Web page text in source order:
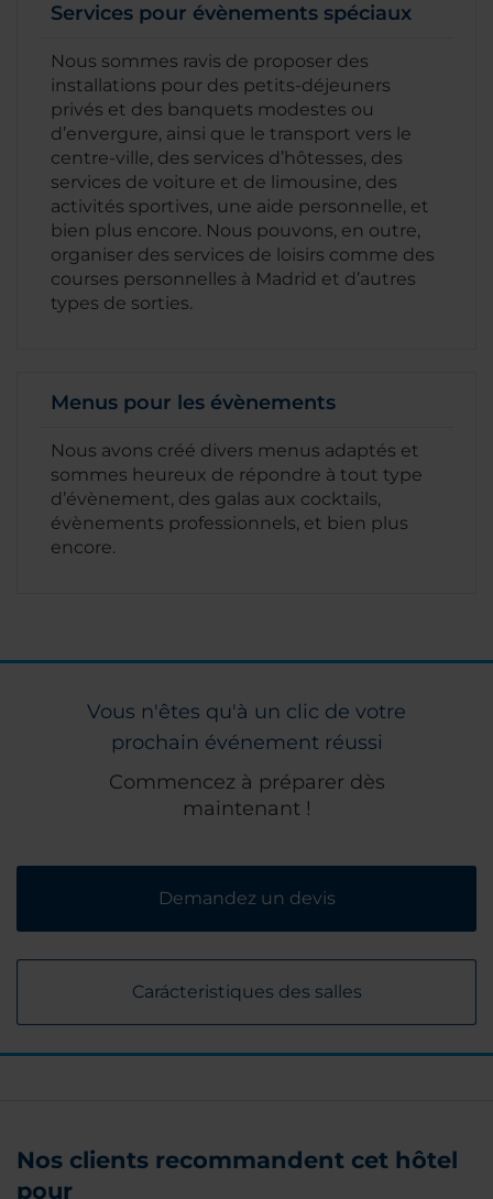
Services pour évènements spéciaux
Nous sommes ravis de proposer des
installations pour des petits-déjeuners
privés et des banquets modestes ou
d’envergure, ainsi que le transport vers le
centre-ville, des services d’hôtesses, des
services de voiture et de limousine, des
activités sportives, une aide personnelle, et
bien plus encore. Nous pouvons, en outre,
organiser des services de loisirs comme des
courses personnelles à Madrid et d’autres
types de sorties.
Menus pour les évènements
Nous avons créé divers menus adaptés et
sommes heureux de répondre à tout type
d’évènement, des galas aux cocktails,
évènements professionnels, et bien plus
encore.
Vous n'êtes qu'à un clic de votre
prochain événement réussi
Commencez à préparer dès
maintenant !
Demandez un devis
Carácteristiques des salles
Nos clients recommandent cet hôtel
pour